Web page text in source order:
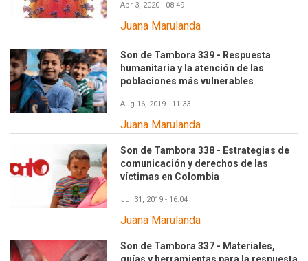
Apr 3, 2020 - 08:49
Juana Marulanda
Son de Tambora 339 - Respuesta
humanitaria y la atención de las
poblaciones más vulnerables
Aug 16, 2019 - 11:33
Juana Marulanda
Son de Tambora 338 - Estrategias de
comunicación y derechos de las
víctimas en Colombia
Jul 31, 2019 - 16:04
Juana Marulanda
Son de Tambora 337 - Materiales,
guías y herramientas para la respuesta